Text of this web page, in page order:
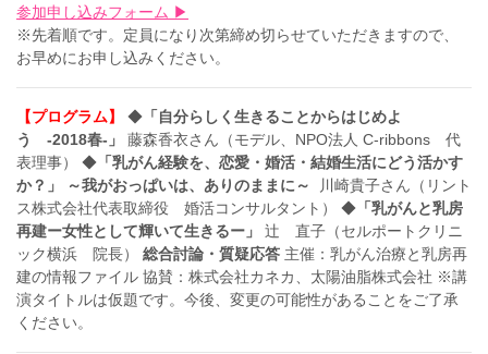
参加申し込みフォーム ▶
※先着順です。定員になり次第締め切らせていただきますので、
お早めにお申し込みください。
【プログラム】 ◆ 「自分らしく生きることからはじめよ
う -2018春-」
藤森香衣さん（モデル、NPO法人 C-ribbons 代
表理事） ◆ 「乳がん経験を、恋愛・婚活・結婚生活にどう活かす
か？」 ～我がおっぱいは、ありのままに～
川崎貴子さん（リント
ス株式会社代表取締役 婚活コンサルタント） ◆ 「乳がんと乳房
再建ー女性として輝いて生きるー」
辻 直子（セルポートクリニ
ック横浜 院長） 総合討論・質疑応答 主催：乳がん治療と乳房再
建の情報ファイル 協賛：株式会社カネカ、太陽油脂株式会社 ※講
演タイトルは仮題です。今後、変更の可能性があることをご了承
ください。